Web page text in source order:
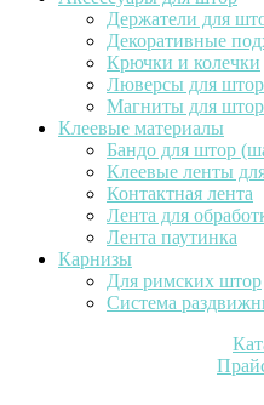
Держатели для
Декоративные
Крючки и колечки
Люверсы для штор
Магниты для штор
Клеевые материалы
Бандо для штор
Клеевые ленты
Контактная лента
Лента для
Лента паутинка
Карнизы
Для римских штор
Система